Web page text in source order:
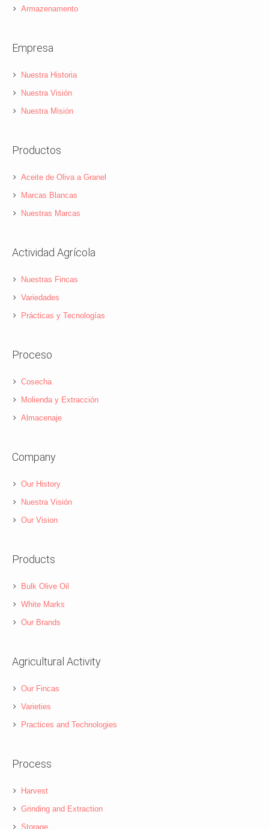
Armazenamento
Empresa
Nuestra Historia
Nuestra Visión
Nuestra Misión
Productos
Aceite de Oliva a Granel
Marcas Blancas
Nuestras Marcas
Actividad Agrícola
Nuestras Fincas
Variedades
Prácticas y Tecnologías
Proceso
Cosecha
Molienda y Extracción
Almacenaje
Company
Our History
Nuestra Visión
Our Vision
Products
Bulk Olive Oil
White Marks
Our Brands
Agricultural Activity
Our Fincas
Varieties
Practices and Technologies
Process
Harvest
Grinding and Extraction
Storage